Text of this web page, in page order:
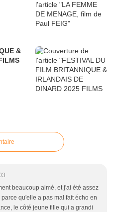
&
beaucoup aimé, et j'ai été assez
qu'elle a pas mal fait écho en
le côté jeune fille qui a grandi